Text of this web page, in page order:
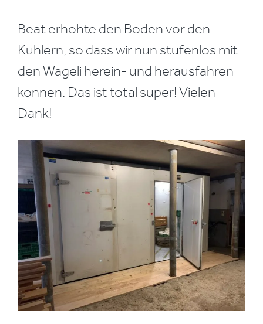
Beat erhöhte den Boden vor den
Kühlern, so dass wir nun stufenlos mit
den Wägeli herein- und herausfahren
können. Das ist total super! Vielen
Dank!